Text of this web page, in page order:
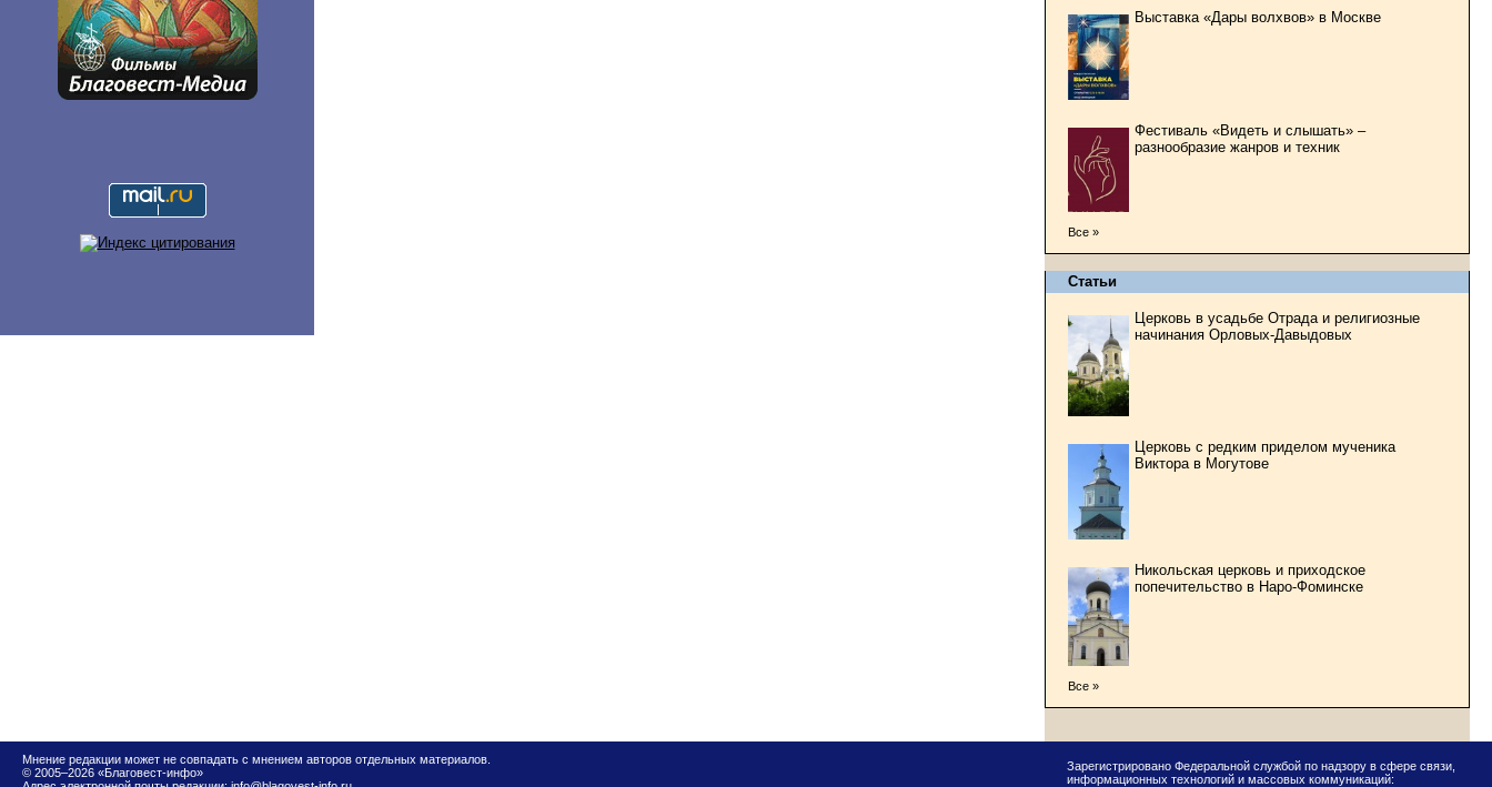
Выставка «Дары волхвов» в Москве
Фестиваль «Видеть и слышать» –
разнообразие жанров и техник
Все »
Статьи
Церковь в усадьбе Отрада и религиозные
начинания Орловых-Давыдовых
Церковь с редким приделом мученика
Виктора в Могутове
Никольская церковь и приходское
попечительство в Наро-Фоминске
Все »
Мнение редакции может не совпадать с мнением авторов отдельных материалов.
© 2005–2026 «Благовест-инфо»
Зарегистрировано Федеральной службой по надзору в сфере связи,
информационных технологий и массовых коммуникаций: